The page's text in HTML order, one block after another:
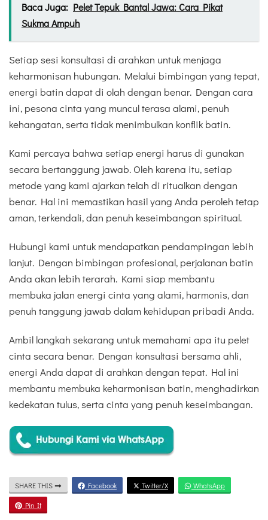
Baca Juga: Pelet Tepuk Bantal Jawa: Cara Pikat
Sukma Ampuh
Setiap sesi konsultasi di arahkan untuk menjaga
keharmonisan hubungan. Melalui bimbingan yang tepat,
energi batin dapat di olah dengan benar. Dengan cara
ini, pesona cinta yang muncul terasa alami, penuh
kehangatan, serta tidak menimbulkan konflik batin.
Kami percaya bahwa setiap energi harus di gunakan
secara bertanggung jawab. Oleh karena itu, setiap
metode yang kami ajarkan telah di ritualkan dengan
benar. Hal ini memastikan hasil yang Anda peroleh tetap
aman, terkendali, dan penuh keseimbangan spiritual.
Hubungi kami untuk mendapatkan pendampingan lebih
lanjut. Dengan bimbingan profesional, perjalanan batin
Anda akan lebih terarah. Kami siap membantu
membuka jalan energi cinta yang alami, harmonis, dan
penuh tanggung jawab dalam kehidupan pribadi Anda.
Ambil langkah sekarang untuk memahami apa itu pelet
cinta secara benar. Dengan konsultasi bersama ahli,
energi Anda dapat di arahkan dengan tepat. Hal ini
membantu membuka keharmonisan batin, menghadirkan
kedekatan tulus, serta cinta yang penuh keseimbangan.
SHARE THIS Facebook Twitter/X WhatsApp
Pin It